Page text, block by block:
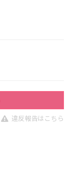
違反報告はこちら